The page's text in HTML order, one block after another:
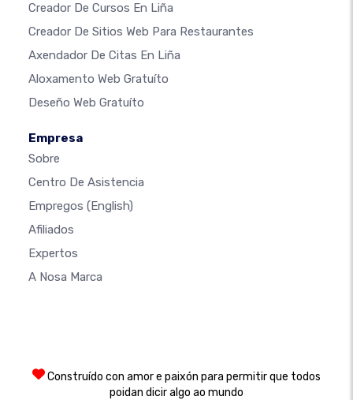
Creador De Cursos En Liña
Creador De Sitios Web Para Restaurantes
Axendador De Citas En Liña
Aloxamento Web Gratuíto
Deseño Web Gratuíto
Empresa
Sobre
Centro De Asistencia
Empregos (English)
Afiliados
Expertos
A Nosa Marca
Construído con amor e paixón para permitir que todos
poidan dicir algo ao mundo